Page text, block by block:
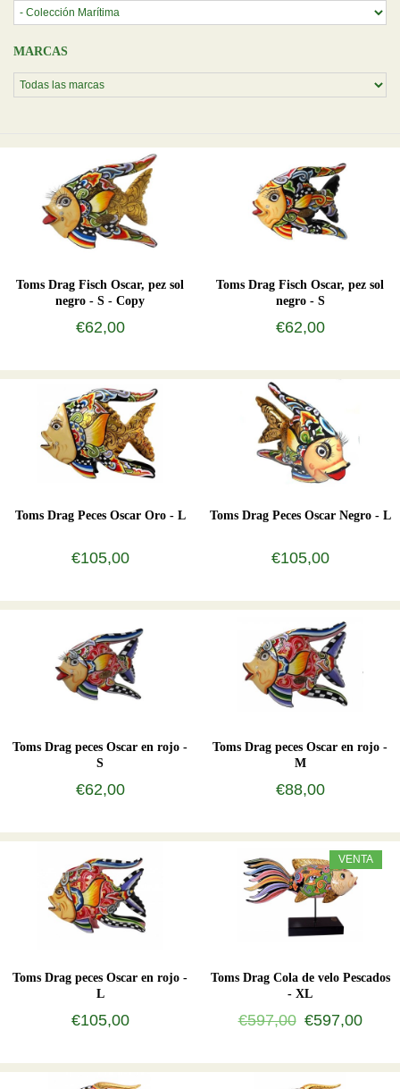
MARCAS
Toms Drag Fisch Oscar, pez sol
negro - S - Copy
€62,00
Toms Drag Fisch Oscar, pez sol
negro - S
€62,00
Toms Drag Peces Oscar Oro - L
€105,00
Toms Drag Peces Oscar Negro - L
€105,00
Toms Drag peces Oscar en rojo -
S
€62,00
Toms Drag peces Oscar en rojo -
M
€88,00
Toms Drag peces Oscar en rojo -
L
€105,00
VENTA
Toms Drag Cola de velo Pescados
- XL
€597,00 €597,00